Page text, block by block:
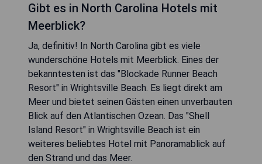
Gibt es in North Carolina Hotels mit
Meerblick?
Ja, definitiv! In North Carolina gibt es viele
wunderschöne Hotels mit Meerblick. Eines der
bekanntesten ist das "Blockade Runner Beach
Resort" in Wrightsville Beach. Es liegt direkt am
Meer und bietet seinen Gästen einen unverbauten
Blick auf den Atlantischen Ozean. Das "Shell
Island Resort" in Wrightsville Beach ist ein
weiteres beliebtes Hotel mit Panoramablick auf
den Strand und das Meer.